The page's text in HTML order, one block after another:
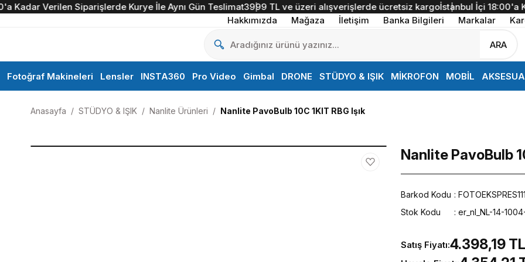
Verilen Siparişlerde Kurye İle Aynı Gün Teslimat3999 TL ve üzeri alışverişlerde ücretsiz kargoİstanbul İçi 18:00'a
Hakkımızda
Mağaza İletişim Banka Bilgileri Markalar
ARA
Fotoğraf Makineleri Lensler INSTA360 Pro Video Gimbal DRONE STÜDYO & IŞIK MİKROFON MOBİL
Anasayfa STÜDYO & IŞIK Nanlite Ürünleri Nanlite PavoBulb 10C 1KIT RBG Işık
Nanlite PavoBulb
Barkod Kodu
Stok Kodu
er_nl_NL-14-
Satış Fiyatı:4.398,19 TL